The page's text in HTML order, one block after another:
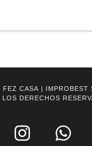
FEZ CASA | IMPROBEST
DERECHOS